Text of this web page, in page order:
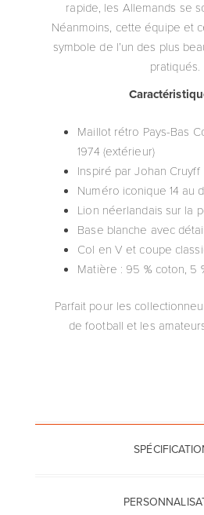
rapide, les Allemands se
Néanmoins, cette équipe et
symbole de l’un des plus
pratiqués.
Maillot rétro Pays-Bas
1974 (extérieur)
Inspiré par Johan Cruyff
Numéro iconique 14 au
Lion néerlandais sur la
Base blanche avec
Col en V et coupe
Matière : 95 % coton, 5
Parfait pour les
de football et les